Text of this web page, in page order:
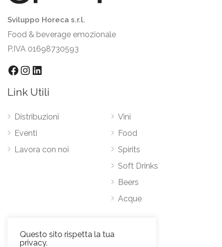
Sviluppo Horeca s.r.l.
Food & beverage emozionale
P.IVA 01698730593
Facebook
Instagram
LinkedIn
Link Utili
Distribuzioni
Eventi
Lavora con noi
Vini
Food
Spirits
Soft Drinks
Beers
Acque
Questo sito rispetta la tua
privacy.